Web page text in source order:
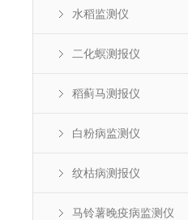
水稻监测仪
二化螟测报仪
稻蓟马测报仪
白粉病监测仪
纹枯病测报仪
马铃薯晚疫病监测仪